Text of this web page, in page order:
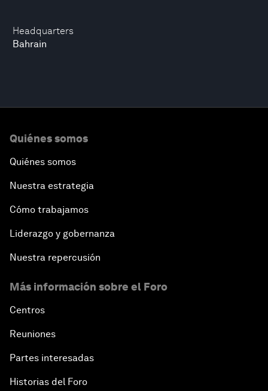
Headquarters
Bahrain
Quiénes somos
Quiénes somos
Nuestra estrategia
Cómo trabajamos
Liderazgo y gobernanza
Nuestra repercusión
Más información sobre el Foro
Centros
Reuniones
Partes interesadas
Historias del Foro